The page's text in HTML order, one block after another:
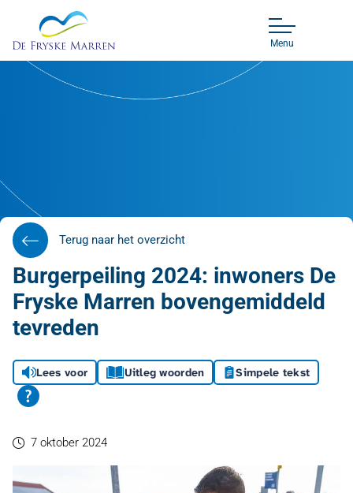
Menu
Terug naar het overzicht
Burgerpeiling 2024: inwoners De
Fryske Marren bovengemiddeld
tevreden
Lees voor Uitleg woorden Simpele tekst
7 oktober 2024